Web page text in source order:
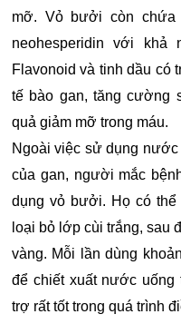
mỡ. Vỏ bưởi còn chứa
neohesperidin với khả
Flavonoid và tinh dầu có
tế bào gan, tăng cường
quả giảm mỡ trong máu.
Ngoài việc sử dụng
của gan, người mắc
dụng vỏ bưởi. Họ có
loại bỏ lớp cùi trắng, sau
vàng. Mỗi lần dùng
để chiết xuất nước uống
trợ rất tốt trong quá trình